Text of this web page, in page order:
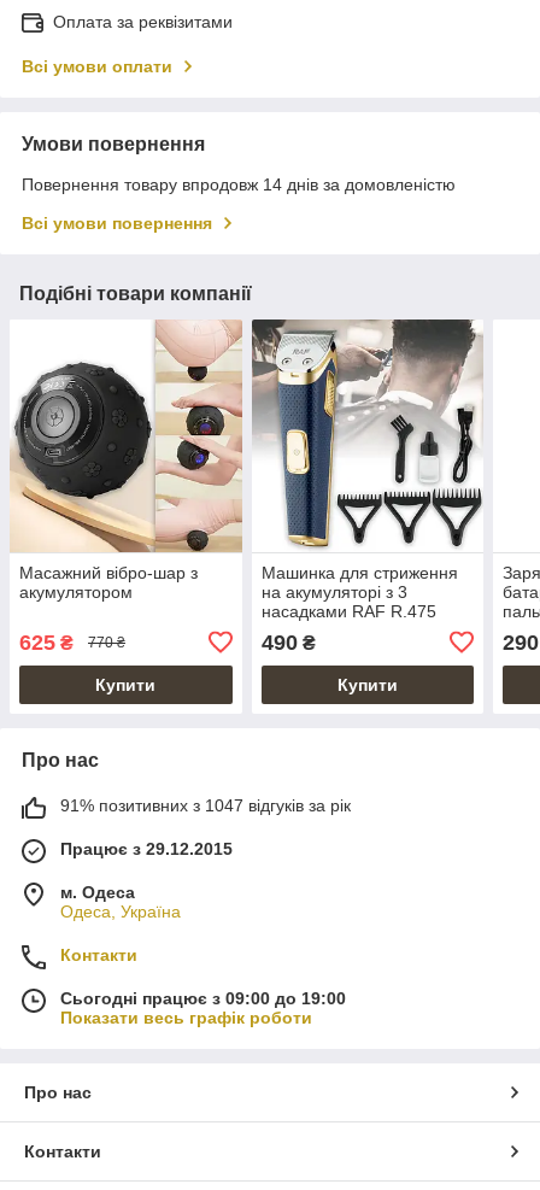
Оплата за реквізитами
Всі умови оплати
Умови повернення
Повернення товару впродовж 14 днів за домовленістю
Всі умови повернення
Подібні товари компанії
Масажний вібро-шар з
акумулятором
625 ₴ 770 ₴
Купити
Машинка для стриження
на акумуляторі з 3
насадками RAF R.475
490₴
Купити
290
Про нас
91% позитивних з 1047 відгуків за рік
Працює з 29.12.2015
м. Одеса
Одеса, Україна
Контакти
Сьогодні працює з 09:00 до 19:00
Показати весь графік роботи
Про нас
Контакти